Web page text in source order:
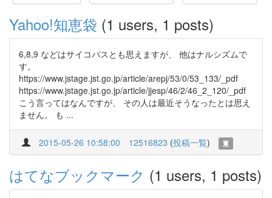
Yahoo!知恵袋 (1 users, 1 posts)
6,8,9 などはサイコパスとも思えますが、 他はナルシズムで
す。
https://www.jstage.jst.go.jp/article/arepj/53/0/53_133/_pdf
https://www.jstage.jst.go.jp/article/jjesp/46/2/46_2_120/_pdf
こう言ってはなんですが、 その人は最近そうなったとは思え
ません。 も ...
2015-05-26 10:58:00 12516823 (投稿一覧)
はてなブックマーク (1 users, 1 posts)